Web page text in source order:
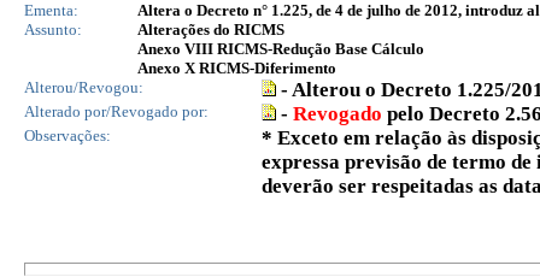
Ementa:
Altera o Decreto n° 1.225, de 4 de julho de 2012, introduz
Assunto:
Alterações do RICMS
Anexo VIII RICMS-Redução Base Cálculo
Anexo X RICMS-Diferimento
Alterou/Revogou:
- Alterou o Decreto 1.225/
Alterado por/Revogado por: - Revogado pelo Decreto
Observações: * Exceto em relação às
expressa previsão de termo
deverão ser respeitadas as